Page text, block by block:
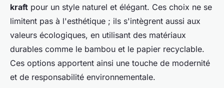
kraft pour un style naturel et élégant. Ces choix ne se
limitent pas à l'esthétique ; ils s'intègrent aussi aux
valeurs écologiques, en utilisant des matériaux
durables comme le bambou et le papier recyclable.
Ces options apportent ainsi une touche de modernité
et de responsabilité environnementale.